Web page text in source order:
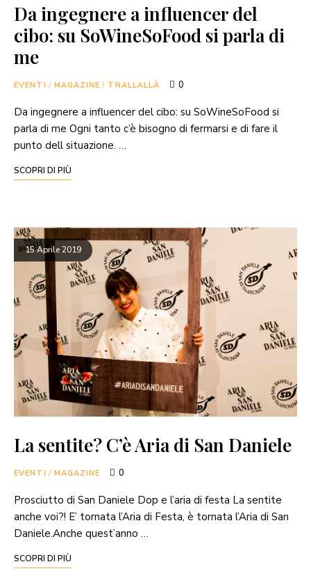
Da ingegnere a influencer del
cibo: su SoWineSoFood si parla di
me
EVENTI / MAGAZINE / TRALLALLÀ 0
Da ingegnere a influencer del cibo: su SoWineSoFood si
parla di me Ogni tanto c’è bisogno di fermarsi e di fare il
punto dell situazione. …
SCOPRI DI PIÙ
15 Aprile 2019
La sentite? C’è Aria di San Daniele
EVENTI / MAGAZINE 0
Prosciutto di San Daniele Dop e l’aria di festa La sentite
anche voi?! E’ tornata l’Aria di Festa, è tornata l’Aria di San
Daniele.Anche quest’anno …
SCOPRI DI PIÙ